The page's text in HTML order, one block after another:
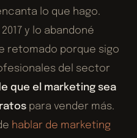
lo que hago.
y lo abandoné
retomado porque sigo
del sector
que el marketing sea
para vender más.
hablar de marketing